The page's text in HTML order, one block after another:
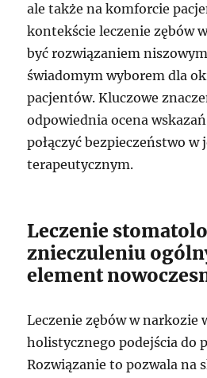
ale także na komforcie
kontekście leczenie zębów
być rozwiązaniem
świadomym wyborem dla
pacjentów. Kluczowe
odpowiednia ocena
połączyć bezpieczeństwo w
terapeutycznym.
Leczenie
znieczuleniu
element
Leczenie zębów w narkozie
holistycznego podejścia do
Rozwiązanie to pozwala na